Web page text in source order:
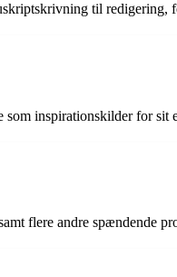
til redigering,
inspirationskilder for sit
flere andre spændende